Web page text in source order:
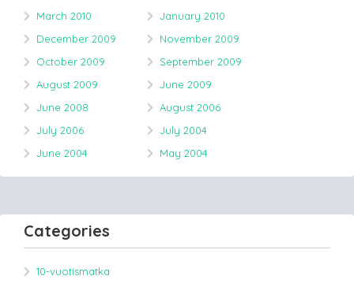
March 2010
January 2010
December 2009
November 2009
October 2009
September 2009
August 2009
June 2009
June 2008
August 2006
July 2006
July 2004
June 2004
May 2004
Categories
10-vuotismatka